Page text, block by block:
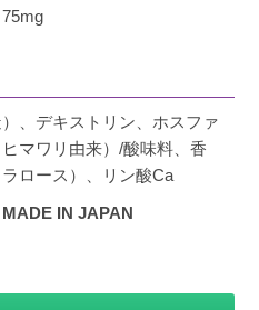
、デキストリン、ホスファ
マワリ由来）/酸味料、香
ロース）、リン酸Ca
IN JAPAN